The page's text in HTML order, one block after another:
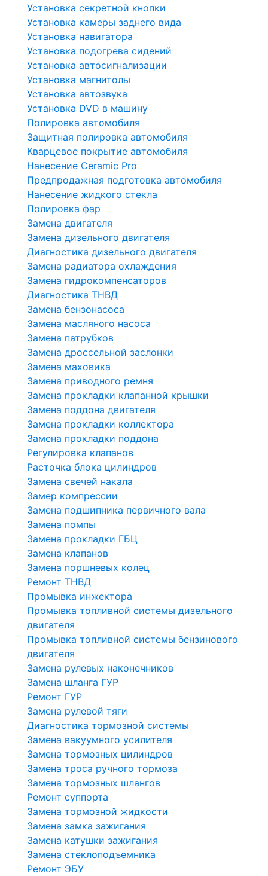
Установка секретной кнопки
Установка камеры заднего вида
Установка навигатора
Установка подогрева сидений
Установка автосигнализации
Установка магнитолы
Установка автозвука
Установка DVD в машину
Полировка автомобиля
Защитная полировка автомобиля
Кварцевое покрытие автомобиля
Нанесение Ceramic Pro
Предпродажная подготовка автомобиля
Нанесение жидкого стекла
Полировка фар
Замена двигателя
Замена дизельного двигателя
Диагностика дизельного двигателя
Замена радиатора охлаждения
Замена гидрокомпенсаторов
Диагностика ТНВД
Замена бензонасоса
Замена масляного насоса
Замена патрубков
Замена дроссельной заслонки
Замена маховика
Замена приводного ремня
Замена прокладки клапанной крышки
Замена поддона двигателя
Замена прокладки коллектора
Замена прокладки поддона
Регулировка клапанов
Расточка блока цилиндров
Замена свечей накала
Замер компрессии
Замена подшипника первичного вала
Замена помпы
Замена прокладки ГБЦ
Замена клапанов
Замена поршневых колец
Ремонт ТНВД
Промывка инжектора
Промывка топливной системы дизельного
двигателя
Промывка топливной системы бензинового
двигателя
Замена рулевых наконечников
Замена шланга ГУР
Ремонт ГУР
Замена рулевой тяги
Диагностика тормозной системы
Замена вакуумного усилителя
Замена тормозных цилиндров
Замена троса ручного тормоза
Замена тормозных шлангов
Ремонт суппорта
Замена тормозной жидкости
Замена замка зажигания
Замена катушки зажигания
Замена стеклоподъемника
Ремонт ЭБУ